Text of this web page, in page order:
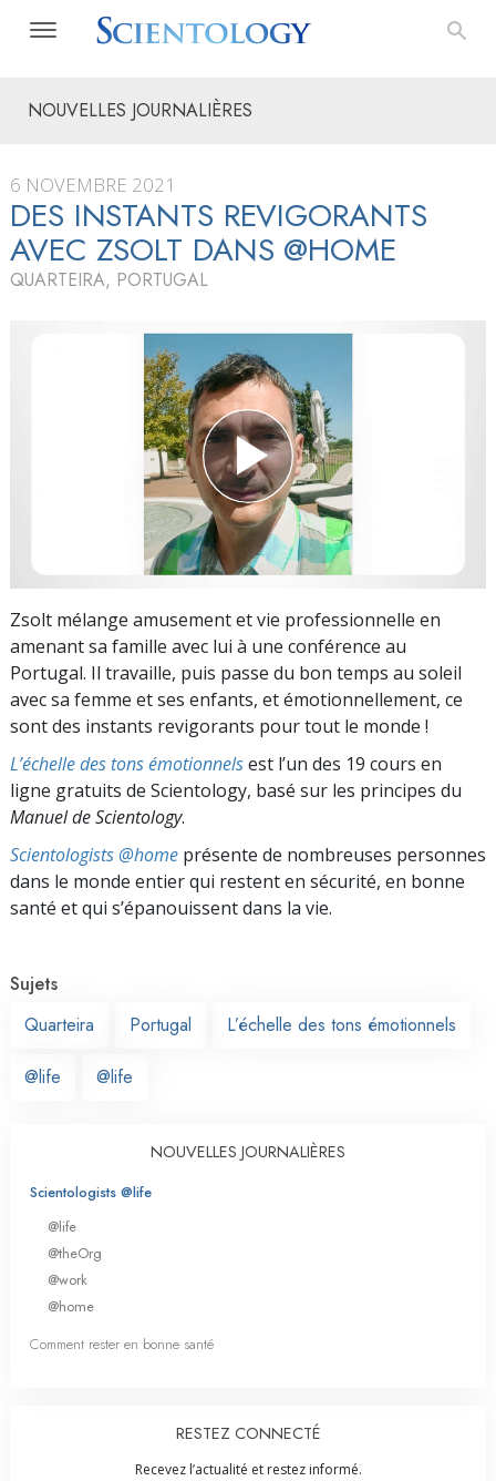
NOUVELLES JOURNALIÈRES
6 NOVEMBRE 2021
DES INSTANTS REVIGORANTS
AVEC ZSOLT DANS @HOME
QUARTEIRA, PORTUGAL
Zsolt mélange amusement et vie professionnelle en
amenant sa famille avec lui à une conférence au
Portugal. Il travaille, puis passe du bon temps au soleil
avec sa femme et ses enfants, et émotionnellement, ce
sont des instants revigorants pour tout le monde !
L’échelle des tons émotionnelsest l’un des 19 cours en
ligne gratuits de Scientology, basé sur les principes du
Manuel de Scientology.
Scientologists @home présente de nombreuses personnes
dans le monde entier qui restent en sécurité, en bonne
santé et qui s’épanouissent dans la vie.
Sujets
Quarteira
Portugal L’échelle des tons émotionnels
@life @life
NOUVELLES JOURNALIÈRES
Scientologists @life
@life
@theOrg
@work
@home
Comment rester en bonne santé
RESTEZ CONNECTÉ
Recevez l’actualité et restez informé.